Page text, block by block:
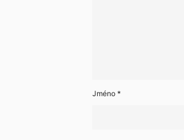
Jméno *